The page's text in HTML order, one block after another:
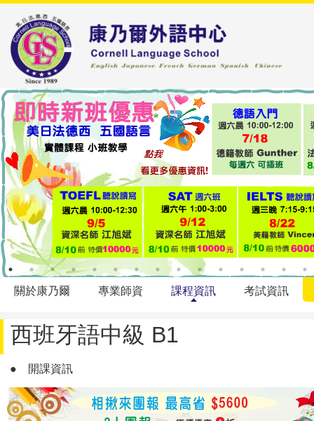
關於康乃爾 專業師資 課程資訊 考試資訊
西班牙語中級 B1
● 開課資訊